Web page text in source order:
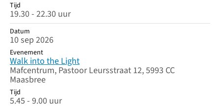
Tijd
19.30 - 22.30 uur
Datum
10 sep 2026
Evenement
Walk into the Light
Mafcentrum, Pastoor Leursstraat 12, 5993 CC
Maasbree
Tijd
5.45 - 9.00 uur